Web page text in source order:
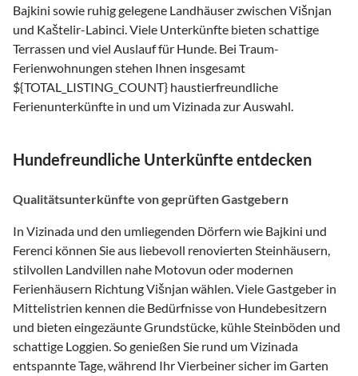
Bajkini sowie ruhig gelegene Landhäuser zwischen Višnjan
und Kaštelir-Labinci. Viele Unterkünfte bieten schattige
Terrassen und viel Auslauf für Hunde. Bei Traum-
Ferienwohnungen stehen Ihnen insgesamt
${TOTAL_LISTING_COUNT} haustierfreundliche
Ferienunterkünfte in und um Vizinada zur Auswahl.
Hundefreundliche Unterkünfte entdecken
Qualitätsunterkünfte von geprüften Gastgebern
In Vizinada und den umliegenden Dörfern wie Bajkini und
Ferenci können Sie aus liebevoll renovierten Steinhäusern,
stilvollen Landvillen nahe Motovun oder modernen
Ferienhäusern Richtung Višnjan wählen. Viele Gastgeber in
Mittelistrien kennen die Bedürfnisse von Hundebesitzern
und bieten eingezäunte Grundstücke, kühle Steinböden und
schattige Loggien. So genießen Sie rund um Vizinada
entspannte Tage, während Ihr Vierbeiner sicher im Garten